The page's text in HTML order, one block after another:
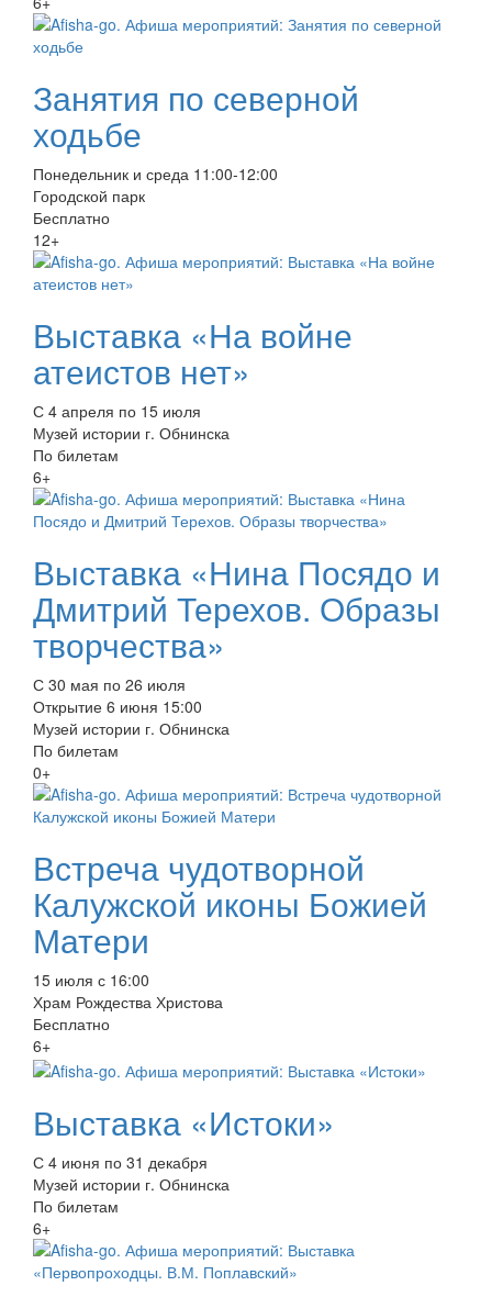
Занятия по северной
ходьбе
Понедельник и среда 11:00-12:00
Городской парк
Бесплатно
12+
Выставка «На войне
атеистов нет»
С 4 апреля по 15 июля
Музей истории г. Обнинска
По билетам
6+
Выставка «Нина Посядо и
Дмитрий Терехов. Образы
творчества»
С 30 мая по 26 июля
Открытие 6 июня 15:00
Музей истории г. Обнинска
По билетам
0+
Встреча чудотворной
Калужской иконы Божией
Матери
15 июля с 16:00
Храм Рождества Христова
Бесплатно
6+
Выставка «Истоки»
С 4 июня по 31 декабря
Музей истории г. Обнинска
По билетам
6+